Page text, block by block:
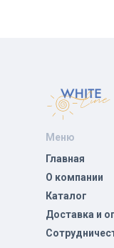
Меню
О компании
Каталог
Доставка и
Главная